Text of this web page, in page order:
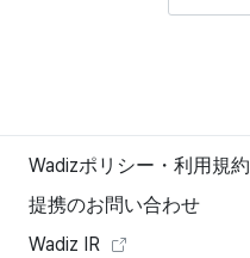
Wadizポリシー・利用規約
提携のお問い合わせ
Wadiz IR